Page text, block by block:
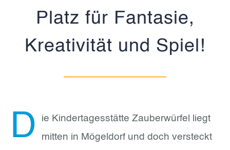
Platz für Fantasie,
Kreativität und Spiel!
D
ie Kindertagesstätte Zauberwürfel liegt
mitten in Mögeldorf und doch versteckt